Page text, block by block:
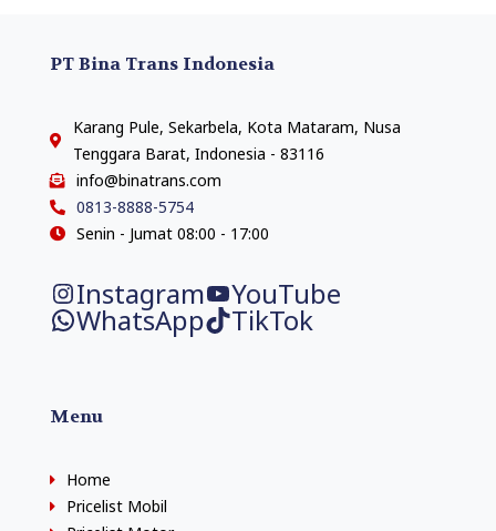
PT Bina Trans Indonesia
Karang Pule, Sekarbela, Kota Mataram, Nusa
Tenggara Barat, Indonesia - 83116
info@binatrans.com
0813-8888-5754
Senin - Jumat 08:00 - 17:00
Instagram YouTube
WhatsApp TikTok
Menu
Home
Pricelist Mobil